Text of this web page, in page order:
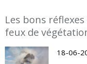
Les bons
feux de
18-06-